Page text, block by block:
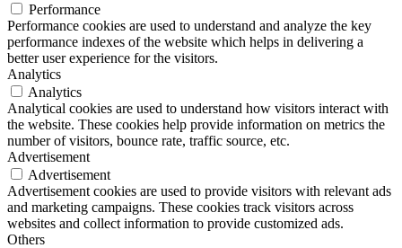
Performance
Performance cookies are used to understand and analyze the key
performance indexes of the website which helps in delivering a
better user experience for the visitors.
Analytics
Analytics
Analytical cookies are used to understand how visitors interact with
the website. These cookies help provide information on metrics the
number of visitors, bounce rate, traffic source, etc.
Advertisement
Advertisement
Advertisement cookies are used to provide visitors with relevant ads
and marketing campaigns. These cookies track visitors across
websites and collect information to provide customized ads.
Others